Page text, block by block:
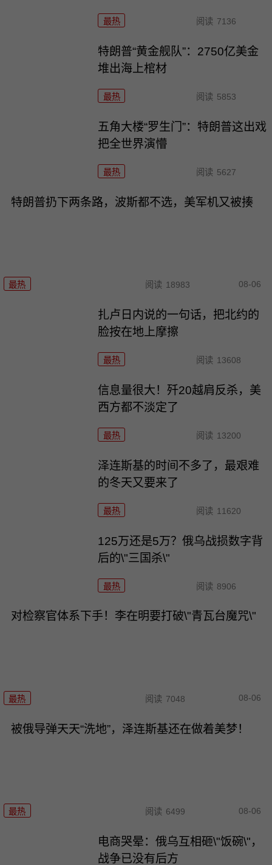
最热 阅读 7136
特朗普“黄金舰队”：2750亿美金
堆出海上棺材
最热 阅读 5853
五角大楼“罗生门”：特朗普这出戏
把全世界演懵
最热 阅读 5627
特朗普扔下两条路，波斯都不选，美军机又被揍
最热 阅读 18983 08-06
扎卢日内说的一句话，把北约的
脸按在地上摩擦
最热 阅读 13608
信息量很大！歼20越肩反杀，美
西方都不淡定了
最热 阅读 13200
泽连斯基的时间不多了，最艰难
的冬天又要来了
最热 阅读 11620
125万还是5万？俄乌战损数字背
后的\"三国杀\"
最热 阅读 8906
对检察官体系下手！李在明要打破\"青瓦台魔咒\"
最热 阅读 7048 08-06
被俄导弹天天“洗地”，泽连斯基还在做着美梦！
最热 阅读 6499 08-06
电商哭晕：俄乌互相砸\"饭碗\"，
战争已没有后方